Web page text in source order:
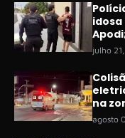
julho
na
agosto